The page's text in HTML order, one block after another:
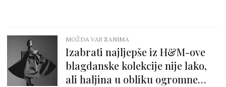
MOŽDA VAS ZANIMA
Izabrati najljepše iz H&M-ove
blagdanske kolekcije nije lako,
ali haljina u obliku ogromne